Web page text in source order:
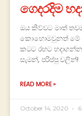
ගෙදරදිම
ඔය කිව්වට මාත්
කොහොමවුනත් මේ
කටට රහට
සැමන්, පරිප්පු වලින්!
READ MORE »
October 14, 2020